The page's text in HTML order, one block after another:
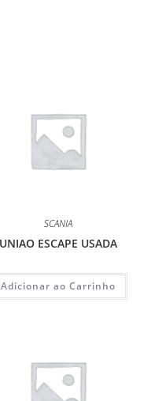
SCANIA
UNIAO ESCAPE USADA
Adicionar ao Carrinho